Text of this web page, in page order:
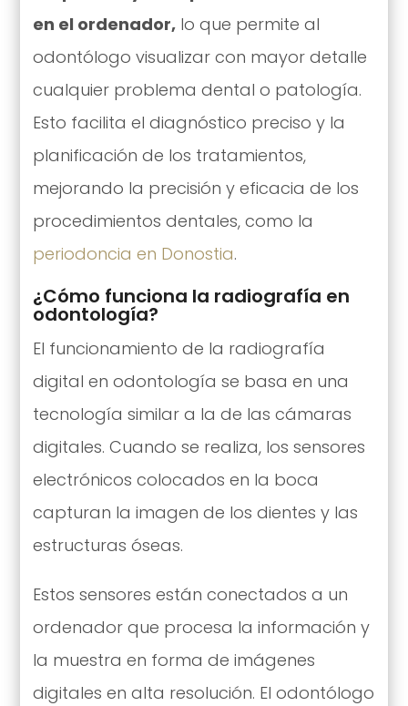
en el ordenador,lo que permite al
odontólogo visualizar con mayor detalle
cualquier problema dental o patología.
Esto facilita el diagnóstico preciso y la
planificación de los tratamientos,
mejorando la precisión y eficacia de los
procedimientos dentales, como la
periodoncia en Donostia.
¿Cómo funciona la radiografía en
odontología?
El funcionamiento de la radiografía
digital en odontología se basa en una
tecnología similar a la de las cámaras
digitales. Cuando se realiza, los sensores
electrónicos colocados en la boca
capturan la imagen de los dientes y las
estructuras óseas.
Estos sensores están conectados a un
ordenador que procesa la información y
la muestra en forma de imágenes
digitales en alta resolución. El odontólogo